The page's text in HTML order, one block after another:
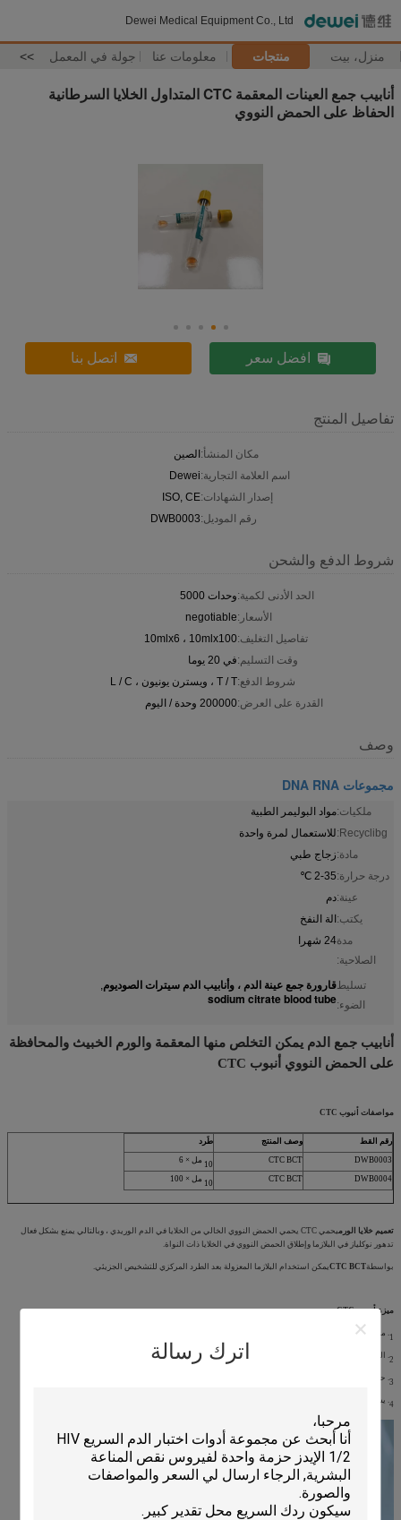
Dewei Medical Equipment Co., Ltd
منزل، بيت منتجات معلومات عنا جولة في المعمل >>
اترك رسالة
أنابيب جمع العينات المعقمة CTC المتداول الخلايا السرطانية
الحفاظ على الحمض النووي
افضل سعر اتصل بنا
تفاصيل المنتج
مكان المنشأ:الصين
اسم العلامة التجارية:Dewei
إصدار الشهادات:ISO, CE
رقم الموديل:DWB0003
شروط الدفع والشحن
الحد الأدنى لكمية:وحدات 5000
الأسعار:negotiable
تفاصيل التغليف:10mlx6 ، 10mlx100
وقت التسليم:في 20 يوما
شروط الدفع:T / T ، ويسترن يونيون ، L / C
القدرة على العرض:200000 وحدة / اليوم
وصف
مجموعات DNA RNA
ملكيات:مواد البوليمر الطبية
Recyclibg: للاستعمال لمرة واحدة
مادة:زجاج طبي
درجة حرارة:2-35 ℃
عينة:دم
يكتب:الة النفخ
مدة
الصلاحية:
24 شهرا
تسليط
الضوء:
قارورة جمع عينة الدم ، وأنابيب الدم سيترات الصوديوم,
sodium citrate blood tube
أنابيب جمع الدم يمكن التخلص منها المعقمة والورم الخبيث والمحافظة
على الحمض النووي أنبوب CTC
مواصفات أنبوب CTC
رقم القط وصف المنتج طَرد
DWB0003
CTC BCT 10 مل × 6
DWB0004
CTC BCT 10 مل × 100
تعميم خلايا الورم
يحمي CTC يحمي الحمض النووي الخالي من الخلايا في الدم الوريدي ، وبالتالي يمنع بشكل فعال
تدهور نوكلياز في البلازما وإطلاق الحمض النووي في الخلايا ذات النواة.
بواسطةCTC BCTيمكن استخدام البلازما المعزولة بعد الطرد المركزي للتشخيص الجزيئي.
ميزة أنبوب CTC:
1. مجموعة سهلة.
2. التخزين والنقل في 4-35 ℃.
3. حماية الحمض النووي في الخلايا السرطانية المنتشرة في 4-35 ℃.
4. يستخدم الحمض النووي المستخرج في التشخيص المبكر لمرض الورم.